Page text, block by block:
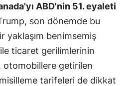
ABD'nin 51. eyaleti
son dönemde bu
yaklaşım benimsemiş
ticaret gerilimlerinin
otomobillere getirilen
tarifeleri de dikkat